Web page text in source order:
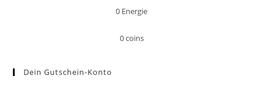
0 Energie
0coins
Dein Gutschein-Konto